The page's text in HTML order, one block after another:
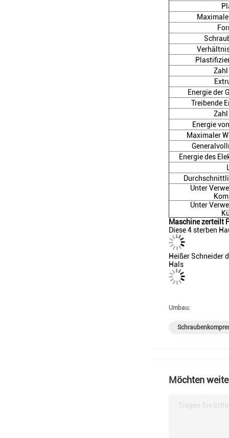
Zahl
Energie der
Treibende
Zahl
Energie
Maximaler
Energie des
Unter
Unter
Maschine zerteilt
Diese 4 sterben
Heißer Schneider
Hals
Umbau:
Möchten
Tragen Sie